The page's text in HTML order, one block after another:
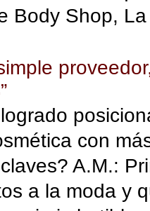
Body Shop,
con
A.M.:
a la moda y